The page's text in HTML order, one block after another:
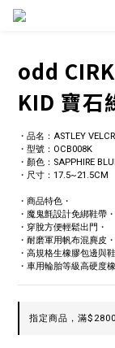
odd
KID 寶石
・品名：ASTLEY
・型號：OCB008K
・顏色：SAPPHIRE
・尺寸：17.5~21.5CM
・商品特色・
・魔鬼氈設計免綁鞋帶・
・穿脫方便輕鬆出門・
・耐磨軍用帆布混麂皮・
・高規格生橡膠包邊與
・車用輪胎等級高硬度
指定商品，滿